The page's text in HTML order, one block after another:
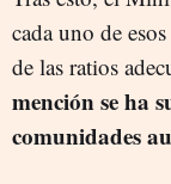
cada uno de
de las ratios
mención se ha
comunidades